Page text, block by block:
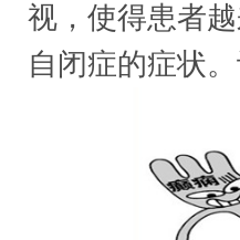
视，使得患者
自闭症的症状